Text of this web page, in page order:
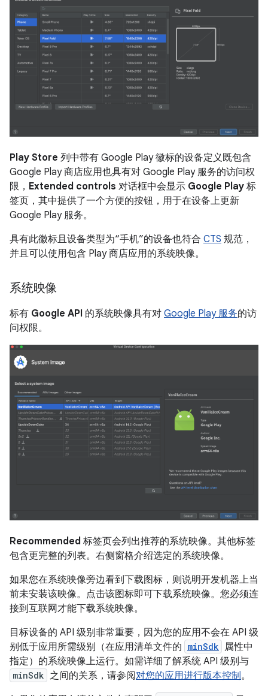
Play Store 列中带有 Google Play 徽标的设备定义既包含
Google Play 商店应用也具有对 Google Play 服务的访问权
限， Extended controls 对话框中会显示 Google Play 标
签页，其中提供了一个方便的按钮，用于在设备上更新
Google Play 服务。
具有此徽标且设备类型为“手机”的设备也符合 CTS 规范，
并且可以使用包含 Play 商店应用的系统映像。
系统映像
标有 Google API 的系统映像具有对 Google Play 服务的访
问权限。
Recommended 标签页会列出推荐的系统映像。其他标签
包含更完整的列表。右侧窗格介绍选定的系统映像。
如果您在系统映像旁边看到下载图标，则说明开发机器上当
前未安装该映像。点击该图标即可下载系统映像。您必须连
接到互联网才能下载系统映像。
目标设备的 API 级别非常重要，因为您的应用不会在 API 级
别低于应用所需级别（在应用清单文件的 minSdk
属性中
指定）的系统映像上运行。如需详细了解系统 API 级别与
minSdk 之间的关系，请参阅对您的应用进行版本控制。